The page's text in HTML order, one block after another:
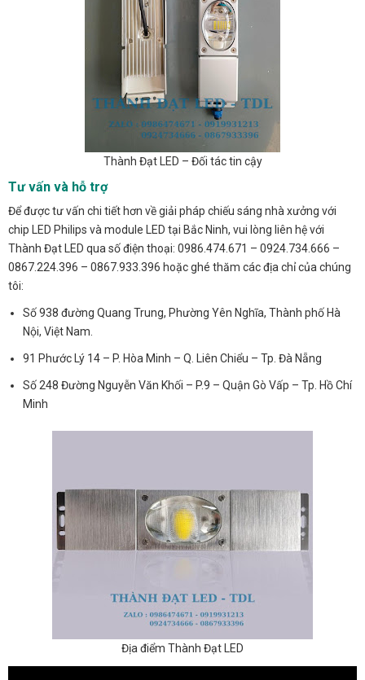
Thành Đạt LED – Đối tác tin cậy
Tư vấn và hỗ trợ
Để được tư vấn chi tiết hơn về giải pháp chiếu sáng nhà xưởng với
chip LED Philips và module LED tại Bắc Ninh, vui lòng liên hệ với
Thành Đạt LED qua số điện thoại: 0986.474.671 – 0924.734.666 –
0867.224.396 – 0867.933.396 hoặc ghé thăm các địa chỉ của chúng
tôi:
Số 938 đường Quang Trung, Phường Yên Nghĩa, Thành phố Hà
Nội, Việt Nam.
91 Phước Lý 14 – P. Hòa Minh – Q. Liên Chiểu – Tp. Đà Nẵng
Số 248 Đường Nguyễn Văn Khối – P.9 – Quận Gò Vấp – Tp. Hồ Chí
Minh
Địa điểm Thành Đạt LED